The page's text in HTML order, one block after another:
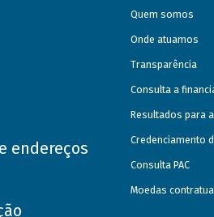
endereços
Quem somos
Onde atuamos
Transparência
Consulta a
Resultados para
Credenciamento
Consulta PAC
Moedas